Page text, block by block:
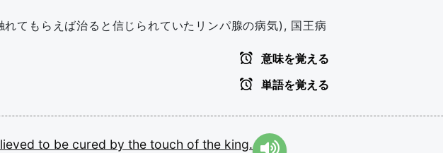
てもらえば治ると信じられていたリンパ腺の病気), 国王病
意味を覚える
単語を覚える
to be cured by the touch of the king.